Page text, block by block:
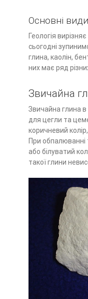
Основні
Геологія
сьогодні
глина, каолін,
них має ряд
Звичайна
Звичайна глина
для цегли та
коричневий
При
або білуватий
такої глини